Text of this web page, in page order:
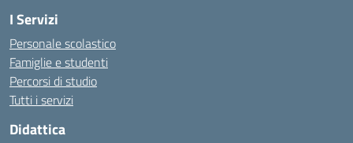
I Servizi
Personale scolastico
Famiglie e studenti
Percorsi di studio
Tutti i servizi
Didattica